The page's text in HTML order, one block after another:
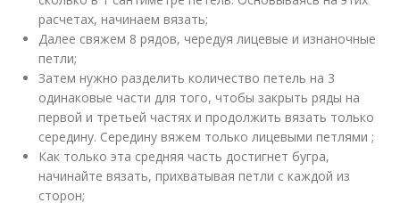
расчетах, начинаем вязать;
Далее свяжем 8 рядов, чередуя лицевые и изнаночные
петли;
Затем нужно разделить количество петель на 3
одинаковые части для того, чтобы закрыть ряды на
первой и третьей частях и продолжить вязать только
середину. Середину вяжем только лицевыми петлями ;
Как только эта средняя часть достигнет бугра,
начинайте вязать, прихватывая петли с каждой из
сторон;